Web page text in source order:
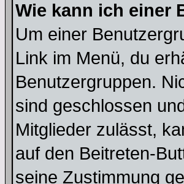
Wie kann ich einer
Um einer
Link im Menü, du
Benutzergruppen.
sind geschlossen
Mitglieder zulässt,
auf den Beitreten-
seine Zustimmung